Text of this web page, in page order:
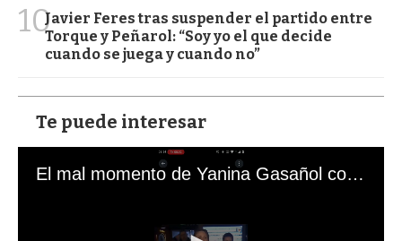
10Javier Feres tras suspender el partido entre
Torque y Peñarol: “Soy yo el que decide
cuando se juega y cuando no”
Te puede interesar
El mal momento de Yanina Gasañol con un hincha argentino en "Subrayado"